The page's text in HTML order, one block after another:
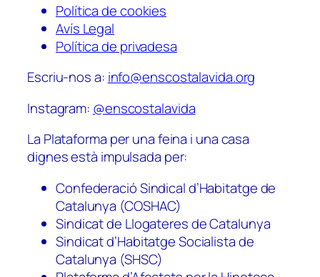
Política de cookies
Avís Legal
Política de privadesa
Escriu-nos a: info@enscostalavida.org
Instagram: @enscostalavida
La Plataforma per una feina i una casa
dignes està impulsada per:
Confederació Sindical d’Habitatge de
Catalunya (COSHAC)
Sindicat de Llogateres de Catalunya
Sindicat d’Habitatge Socialista de
Catalunya (SHSC)